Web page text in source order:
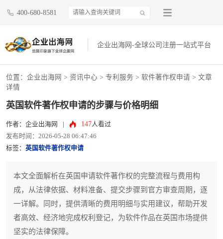
400-680-8581
企业出海网-全球公司注册一站式平台
位置： 企业出海网 > 资讯中心 > 专利服务 > 软件著作权申请 > 文章
详情
英国软件著作权申请的步骤与价格明细
作者：企业出海网 147人看过
发布时间：2026-05-28 06:47:46
标签： 英国软件著作权申请
本文全面解析在英国申请软件著作权的完整流程与费用构
成，从法律依据、材料准备、提交步骤到官方审查周期，逐
一详解。同时，提供清晰的费用明细与实用建议，帮助开发
者高效、经济地完成权利登记，为软件作品在英国市场提供
坚实的法律保障。